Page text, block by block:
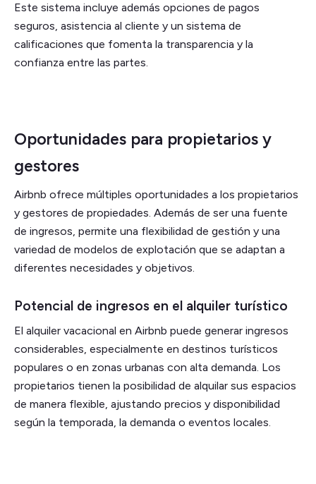
Este sistema incluye además opciones de pagos
seguros, asistencia al cliente y un sistema de
calificaciones que fomenta la transparencia y la
confianza entre las partes.
Oportunidades para propietarios y
gestores
Airbnb ofrece múltiples oportunidades a los propietarios
y gestores de propiedades. Además de ser una fuente
de ingresos, permite una flexibilidad de gestión y una
variedad de modelos de explotación que se adaptan a
diferentes necesidades y objetivos.
Potencial de ingresos en el alquiler turístico
El alquiler vacacional en Airbnb puede generar ingresos
considerables, especialmente en destinos turísticos
populares o en zonas urbanas con alta demanda. Los
propietarios tienen la posibilidad de alquilar sus espacios
de manera flexible, ajustando precios y disponibilidad
según la temporada, la demanda o eventos locales.